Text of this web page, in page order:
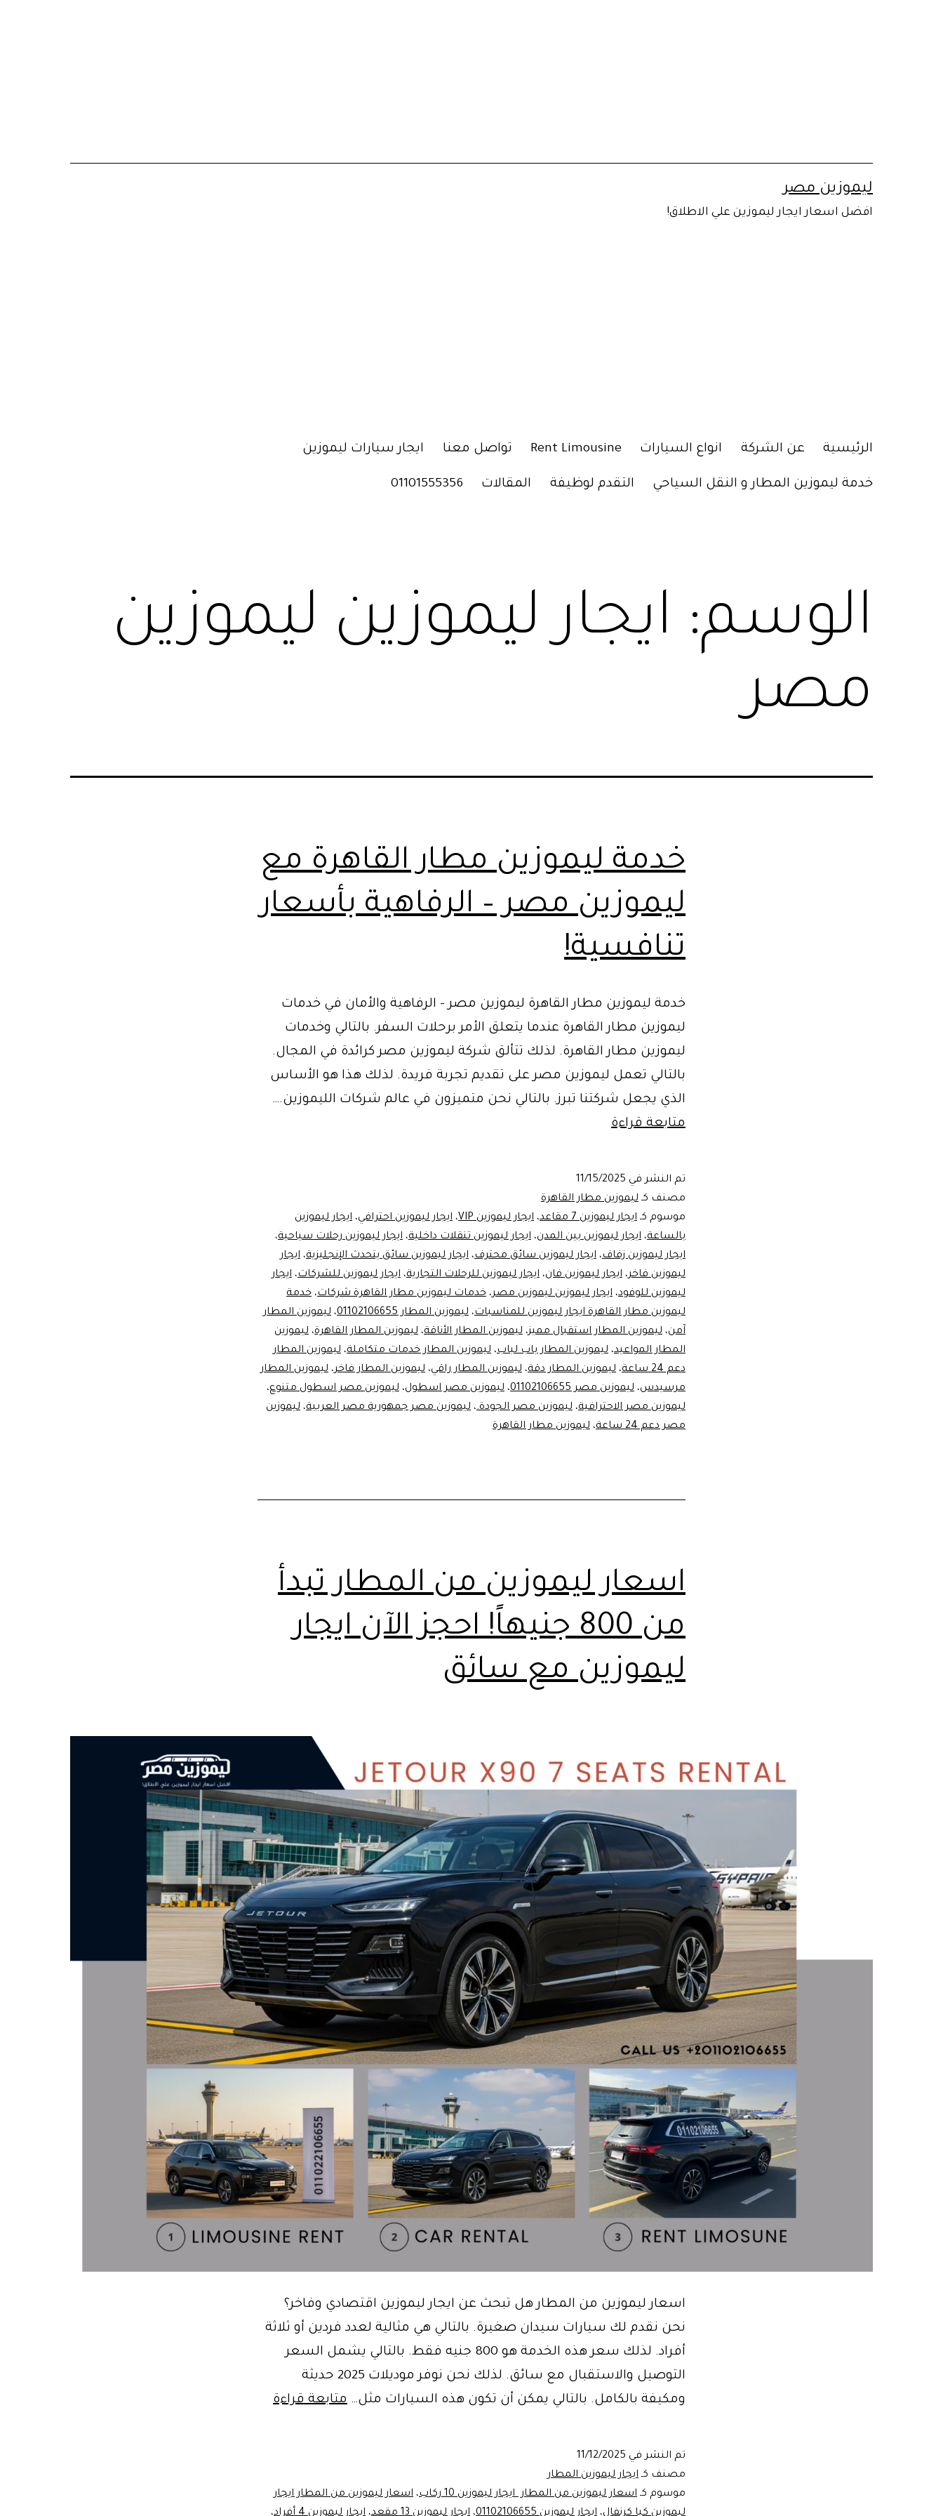
ليموزين مصر
افضل اسعار ايجار ليموزين علي الاطلاق!
الرئيسية عن الشركة انواع السيارات Rent Limousine تواصل معنا ايجار سيارات ليموزين
خدمة ليموزين المطار و النقل السياحي التقدم لوظيفة المقالات 01101555356
الوسم: ايجار ليموزين ليموزين
مصر
خدمة ليموزين مطار القاهرة مع
ليموزين مصر – الرفاهية بأسعار
تنافسية!
خدمة ليموزين مطار القاهرة ليموزين مصر – الرفاهية والأمان في خدمات
ليموزين مطار القاهرة عندما يتعلق الأمر برحلات السفر. بالتالي وخدمات
ليموزين مطار القاهرة. لذلك تتألق شركة ليموزين مصر كرائدة في المجال.
بالتالي تعمل ليموزين مصر على تقديم تجربة فريدة. لذلك هذا هو الأساس
الذي يجعل شركتنا تبرز. بالتالي نحن متميزون في عالم شركات الليموزين.…
متابعة قراءة
مطار
القاهرة
مع
ليموزين
مصر
–
الرفاهية
بأسعار
تنافسية!
تم النشر في 11/15/2025
مصنف كـ ليموزين مطار القاهرة
موسوم كـ ايجار ليموزين 7 مقاعد ، ايجار ليموزين VIP ، ايجار ليموزين احترافي، ايجار ليموزين
بالساعة، ايجار ليموزين بين المدن، ايجار ليموزين تنقلات داخلية، ايجار ليموزين رحلات سياحية،
ايجار ليموزين زفاف، ايجار ليموزين سائق محترف، ايجار ليموزين سائق يتحدث الإنجليزية، ايجار
ليموزين فاخر، ايجار ليموزين فان، ايجار ليموزين للرحلات التجارية، ايجار ليموزين للشركات، ايجار
ليموزين للوفود، ايجار ليموزين ليموزين مصر، خدمات ليموزين مطار القاهرة شركات، خدمة
ليموزين مطار القاهرة ايجار ليموزين للمناسبات، ليموزين المطار 01102106655 ، ليموزين المطار
آمن، ليموزين المطار استقبال مميز، ليموزين المطار الأناقة، ليموزين المطار القاهرة، ليموزين
المطار المواعيد، ليموزين المطار باب لباب، ليموزين المطار خدمات متكاملة، ليموزين المطار
دعم 24 ساعة
، ليموزين المطار دقة، ليموزين المطار راقي، ليموزين المطار فاخر، ليموزين المطار
مرسيدس، ليموزين مصر 01102106655 ، ليموزين مصر اسطول، ليموزين مصر اسطول متنوع،
ليموزين مصر الاحترافية، ليموزين مصر الجودة.، ليموزين مصر جمهورية مصر العربية، ليموزين
مصر دعم 24 ساعة
، ليموزين مطار القاهرة
اسعار ليموزين من المطار تبدأ
من 800 جنيهاً! احجز الآن ايجار
ليموزين مع سائق
اسعار ليموزين من المطار هل تبحث عن ايجار ليموزين اقتصادي وفاخر؟
نحن نقدم لك سيارات سيدان صغيرة. بالتالي هي مثالية لعدد فردين أو ثلاثة
أفراد. لذلك سعر هذه الخدمة هو 800 جنيه فقط. بالتالي يشمل السعر
التوصيل والاستقبال مع سائق. لذلك نحن نوفر موديلات 2025 حديثة
ومكيفة بالكامل. بالتالي يمكن أن تكون هذه السيارات مثل… متابعة قراءةاسعار
تبدأ
تم النشر في 11/12/2025
مصنف كـ ايجار ليموزين المطار
موسوم كـ اسعار ليموزين من المطار ايجار ليموزين 10 ركاب ، اسعار ليموزين من المطار ايجار
ليموزين كيا كرنفال، ايجار ليموزين 01102106655 ، ايجار ليموزين 13 مقعد ، ايجار ليموزين 4 أفراد ،